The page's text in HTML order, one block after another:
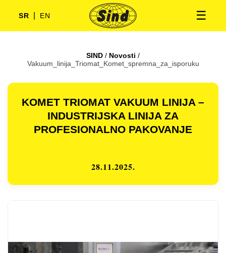
☰
SR EN
SIND / Novosti /
Vakuum_linija_Triomat_Komet_spremna_za_isporuku
KOMET TRIOMAT VAKUUM LINIJA –
INDUSTRIJSKA LINIJA ZA
PROFESIONALNO PAKOVANJE
28.11.2025.